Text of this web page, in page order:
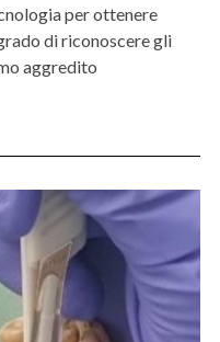
per ottenere
di riconoscere gli
aggredito